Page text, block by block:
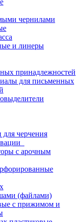
чернилами
и линеры
принадлежностей
для письменных
черчения
с арочным
(файлами)
с прижимом и